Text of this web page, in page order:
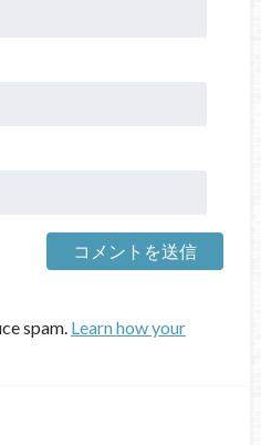
spam. Learn how your